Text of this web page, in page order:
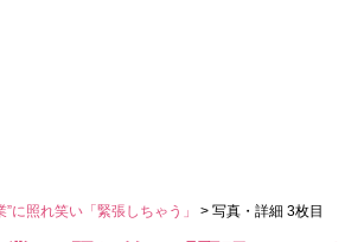
に照れ笑い「緊張しちゃう」 > 写真・詳細 3枚目